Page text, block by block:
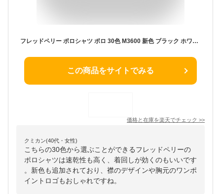
フレッドペリー ポロシャツ ポロ 30色 M3600 新色 ブラック ホワイト ネイビー グリーン ブルー イエロー レッド ブラウン ワインレッド ティップライン 正規販売店 Fred Perry フレッド ペリー ユニセックス メンズ レディース ギフト トラッド 父の日
この商品をサイトでみる
価格と在庫を楽天でチェック >>
クミカン(40代・女性)
こちらの30色から選ぶことができるフレッドペリーの
ポロシャツは速乾性も高く、着回しが効くのもいいです
。新色も追加されており、襟のデザインや胸元のワンポ
イントロゴもおしゃれですね。